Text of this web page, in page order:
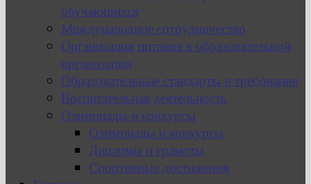
обучающихся
Международное сотрудничество
Организация питания в образовательной
организации
Образовательные стандарты и требования
Воспитательная деятельность
Олимпиады и конкурсы
Олимпиады и конкурсы
Дипломы и грамоты
Спортивные достижения